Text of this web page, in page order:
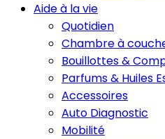
Aide à la vie
Quotidien
Chambre à
Bouillottes &
Parfums & Huiles
Accessoires
Auto Diagnostic
Mobilité